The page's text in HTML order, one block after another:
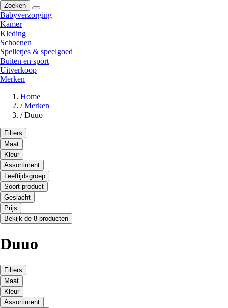
Zoeken
Babyverzorging
Kamer
Kleding
Schoenen
Spelletjes & speelgoed
Buiten en sport
Uitverkoop
Merken
Home
/ Merken
/ Duuo
Filters
Maat
Kleur
Assortiment
Leeftijdsgroep
Soort product
Geslacht
Prijs
Bekijk de 8 producten
Duuo
Filters
Maat
Kleur
Assortiment